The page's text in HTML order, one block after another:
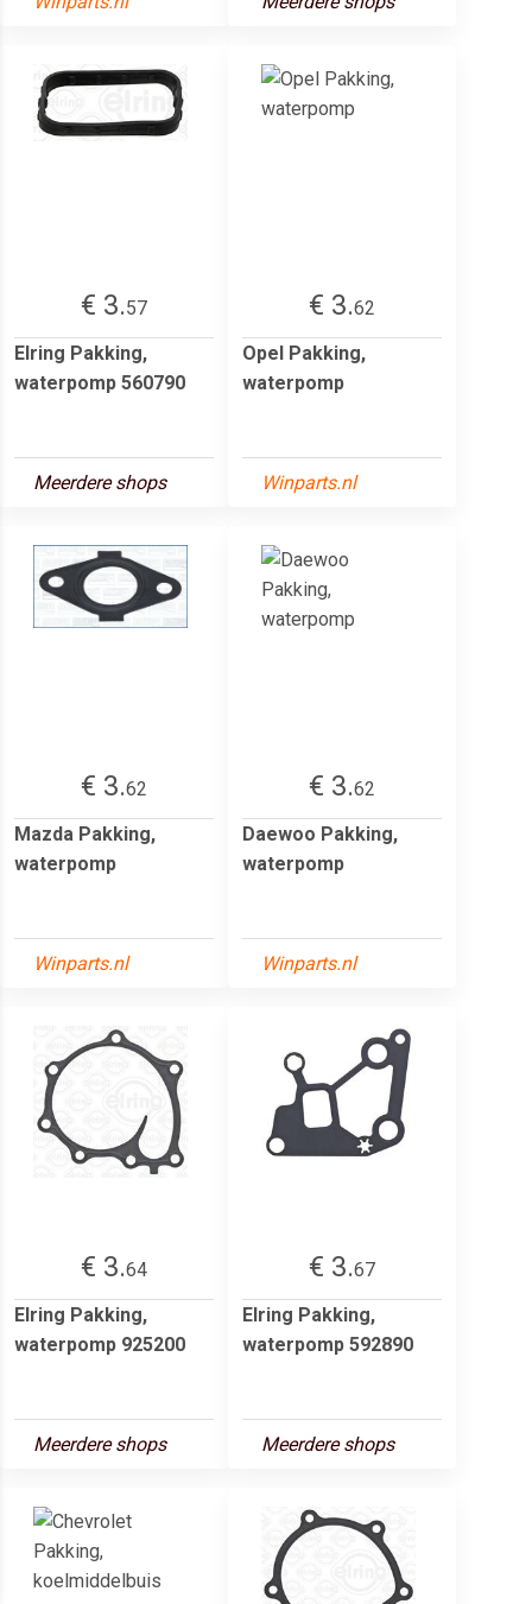
€ 3.57
Elring Pakking,
waterpomp 560790
Meerdere shops
€ 3.62
Opel Pakking,
waterpomp
Winparts.nl
€ 3.62
Mazda Pakking,
waterpomp
Winparts.nl
€ 3.62
Daewoo Pakking,
waterpomp
Winparts.nl
€ 3.64
Elring Pakking,
waterpomp 925200
Meerdere shops
€ 3.67
Elring Pakking,
waterpomp 592890
Meerdere shops